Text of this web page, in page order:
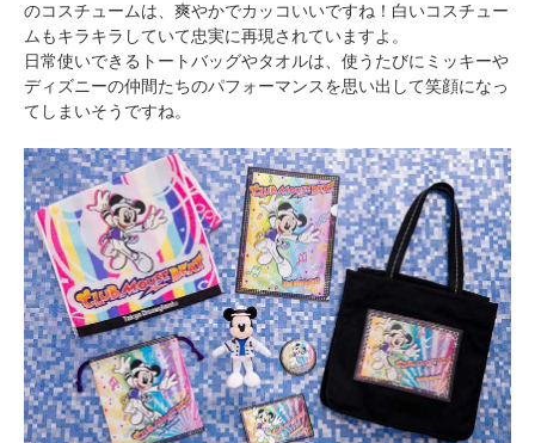
のコスチュームは、爽やかでカッコいいですね！白いコスチュー
ムもキラキラしていて忠実に再現されていますよ。
日常使いできるトートバッグやタオルは、使うたびにミッキーや
ディズニーの仲間たちのパフォーマンスを思い出して笑顔になっ
てしまいそうですね。